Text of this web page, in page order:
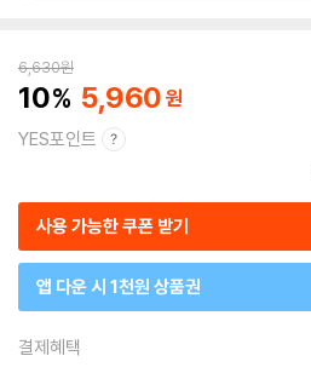
6,630원
10 5,960
YES포인트
사용 가능한 쿠폰 받기
앱 다운 시 1천원 상품권
결제혜택